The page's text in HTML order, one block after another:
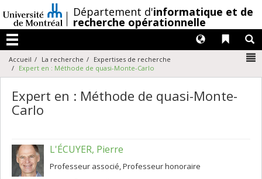
au
contenu
/Département d'informatique et de
recherche opérationnelle
Menu
Liens
Langues
Accueil La recherche
Expertises de recherche
Expert en : Méthode de quasi-Monte-Carlo
Expert en : Méthode de quasi-Monte-
Carlo
L'ÉCUYER, Pierre
Professeur associé, Professeur honoraire